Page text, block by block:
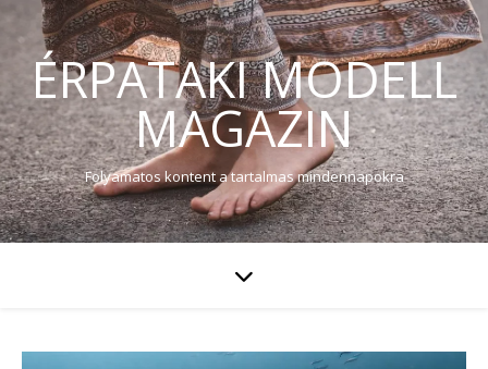
ÉRPATAKI MODELL
MAGAZIN
Folyamatos kontent a tartalmas mindennapokra